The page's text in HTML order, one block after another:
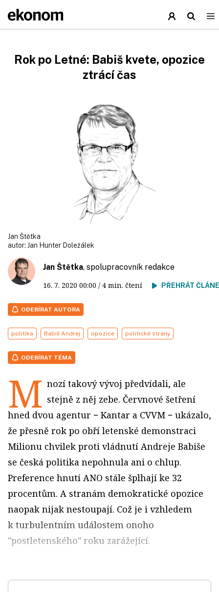
Rok po Letné: Babiš kvete, opozice
ztrácí čas
Jan Štětka
autor: Jan Hunter Doležálek
Jan Štětka, spolupracovník redakce
16. 7. 2020 00:00 / 4 min. čtení PŘEHRÁT
ODEBÍRAT AUTORA
politika Babiš Andrej opozice politické strany
ODEBÍRAT TÉMA
M nozí takový vývoj předvídali, ale
stejně z něj zebe. Červnové šetření
hned dvou agentur − Kantar a CVVM − ukázalo,
že přesně rok po obří letenské demonstraci
Milionu chvilek proti vládnutí Andreje Babiše
se česká politika nepohnula ani o chlup.
Preference hnutí ANO stále šplhají ke 32
procentům. A stranám demokratické opozice
naopak nijak nestoupají. Což je i vzhledem
k turbulentním událostem onoho
"postletenského" roku zarážející.